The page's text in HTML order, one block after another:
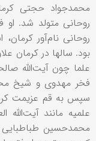
روحانی متولد شد. او
روحانی نام‌آور
بود. سالها در کرمان
علما چون آیت‌الله
فخر مهدوی و شیخ
سپس به قم عزیمت
علمیه مانند آیت‌الله
محمدحسین طباطبایی